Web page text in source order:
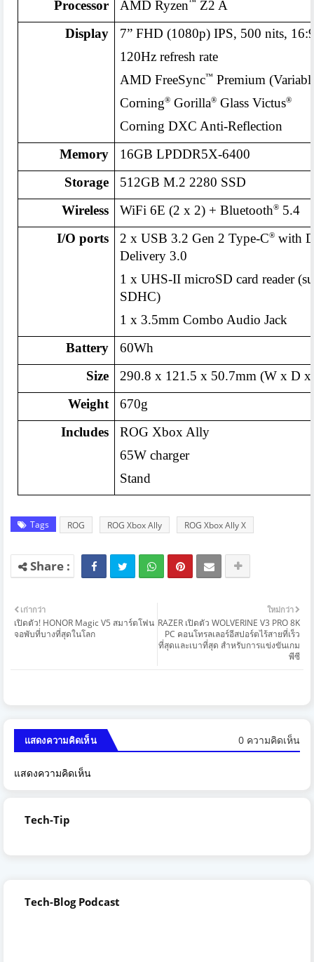
Processor
AMD Ryzen™ Z2 A
Display
7” FHD (1080p) IPS, 500 nits,
120Hz refresh rate
AMD FreeSync™ Premium
Corning® Gorilla® Glass Victus®
Corning DXC Anti-Reflection
Memory
16GB LPDDR5X-6400
Storage
512GB M.2 2280 SSD
Wireless
WiFi 6E (2 x 2) + Bluetooth® 5.4
I/O ports
2 x USB 3.2 Gen 2 Type-C® with
Delivery 3.0
1 x UHS-II microSD card reader
SDHC)
1 x 3.5mm Combo Audio Jack
Battery
60Wh
Size
290.8 x 121.5 x 50.7mm (W x D
Weight
670g
Includes
ROG Xbox Ally
65W charger
Stand
Tags ROG ROG Xbox Ally ROG Xbox Ally X
ใหม่กว่า
RAZER เปิดตัว WOLVERINE V3 PRO 8K
PC คอนโทรลเลอร์อีสปอร์ตไร้สายที่เร็ว
ที่สุดและเบาที่สุด สำหรับการแข่งขันเกม
พีซี
เก่ากว่า
เปิดตัว! HONOR Magic V5 สมาร์ตโฟน
จอพับที่บางที่สุดในโลก
แสดงความคิดเห็น 0 ความคิดเห็น
แสดงความคิดเห็น
Tech-Tip
Tech-Blog Podcast